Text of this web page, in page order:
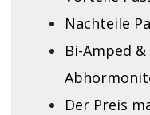
Nachteile
Bi-Amped
Der Preis